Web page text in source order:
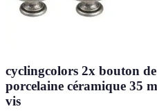
cyclingcolors 2x bouton
porcelaine céramique 35
vis